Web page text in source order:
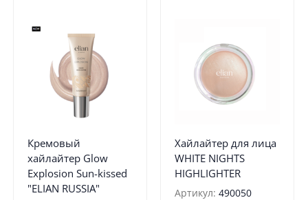
Кремовый
хайлайтер Glow
Explosion Sun-kissed
"ELIAN RUSSIA"
Хайлайтер для лица
WHITE NIGHTS
HIGHLIGHTER
Артикул: 490050